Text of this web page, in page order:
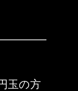
玉の方